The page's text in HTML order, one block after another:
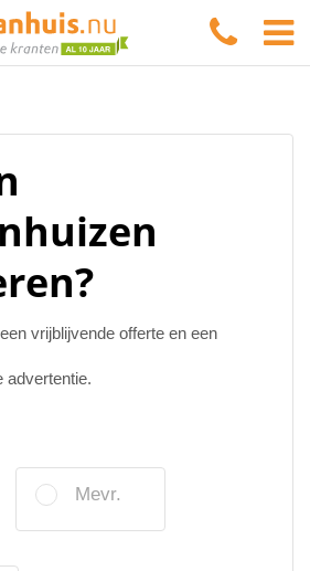
een vrijblijvende offerte en een
advertentie.
Mevr.